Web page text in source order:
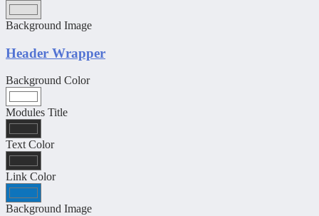
Background Image
Header Wrapper
Background Color
Modules Title
Text Color
Link Color
Background Image